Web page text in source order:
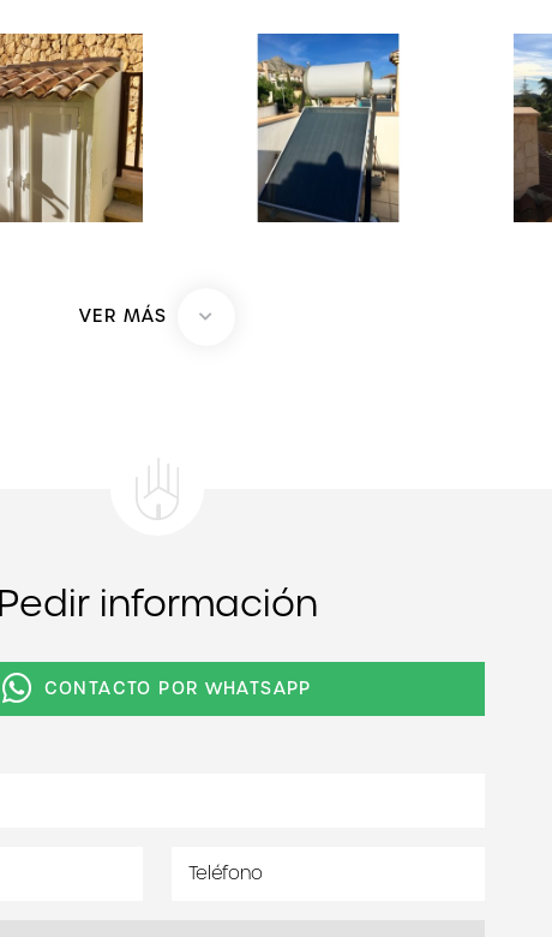
para toda la familia. Su ubicación es inmejorable, a solo
zona tranquila y rodeada de naturaleza, ideal para
privacidad.
interesados en invertir en la venta para alquiler.
VER MÁS
Pedir información
CONTACTO POR WHATSAPP